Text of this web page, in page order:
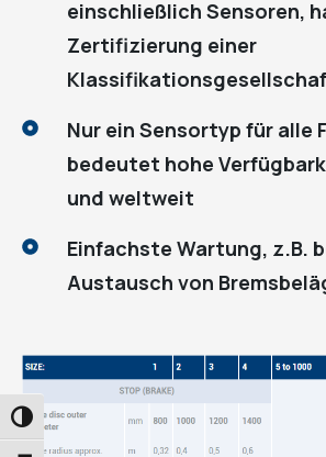
UMSCHALTEN AUF HOHE KONTRASTE
einschließlich Sensoren,
Zertifizierung einer
Nur ein Sensortyp für alle
bedeutet hohe
und weltweit
Einfachste Wartung, z.B.
Austausch von